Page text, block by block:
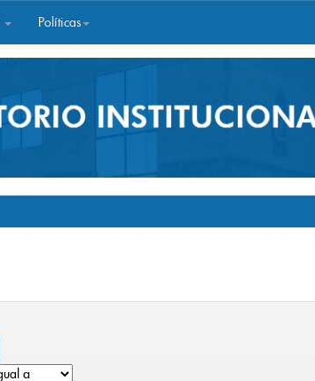
Políticas